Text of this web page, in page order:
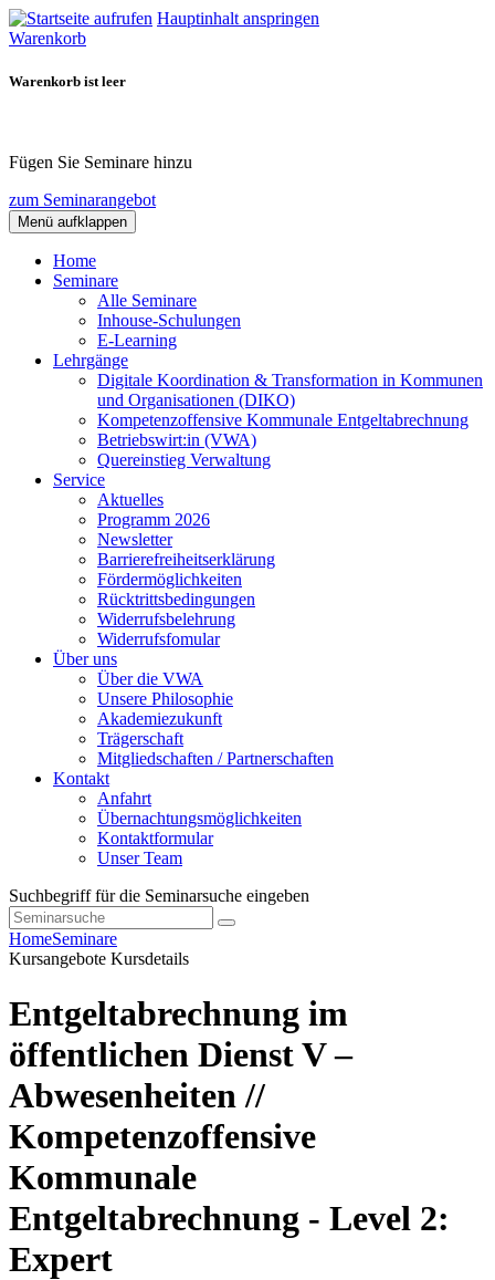
Hauptinhalt anspringen
Warenkorb
Warenkorb ist leer
Fügen Sie Seminare hinzu
zum Seminarangebot
Menü aufklappen
Home
Seminare
Alle Seminare
Inhouse-Schulungen
E-Learning
Lehrgänge
Digitale Koordination & Transformation in Kommunen
und Organisationen (DIKO)
Kompetenzoffensive Kommunale Entgeltabrechnung
Betriebswirt:in (VWA)
Quereinstieg Verwaltung
Service
Aktuelles
Programm 2026
Newsletter
Barrierefreiheitserklärung
Fördermöglichkeiten
Rücktrittsbedingungen
Widerrufsbelehrung
Widerrufsfomular
Über uns
Über die VWA
Unsere Philosophie
Akademiezukunft
Trägerschaft
Mitgliedschaften / Partnerschaften
Kontakt
Anfahrt
Übernachtungsmöglichkeiten
Kontaktformular
Unser Team
Suchbegriff für die Seminarsuche eingeben
HomeSeminare
Kursangebote Kursdetails
Entgeltabrechnung im
öffentlichen Dienst V –
Abwesenheiten //
Kompetenzoffensive
Kommunale
Entgeltabrechnung - Level 2:
Expert